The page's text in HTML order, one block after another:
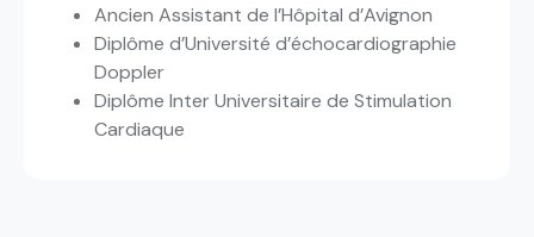
Ancien Assistant de l’Hôpital d’Avignon
Diplôme d’Université d’échocardiographie
Doppler
Diplôme Inter Universitaire de Stimulation
Cardiaque